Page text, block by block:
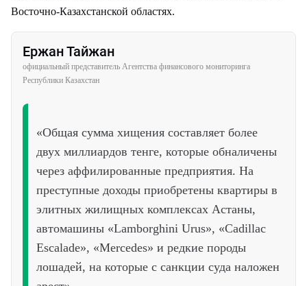
Восточно-Казахстанской областях.
Ержан Тайжан
официальный представитель Агентства финансового мониторинга
Республики Казахстан
«Общая сумма хищения составляет более
двух миллиардов тенге, которые обналичены
через аффилированные предприятия. На
преступные доходы приобретены квартиры в
элитных жилищных комплексах Астаны,
автомашины «Lamborghini Urus», «Cadillac
Escalade», «Mercedes» и редкие породы
лошадей, на которые с санкции суда наложен